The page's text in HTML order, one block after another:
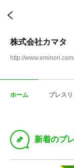
株式会社カマタ
http://
ホーム プレス
D 新着のプ